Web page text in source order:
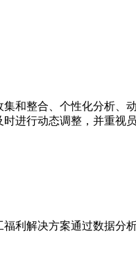
和整合、个性化分析
进行动态调整，并重
利解决方案通过数据